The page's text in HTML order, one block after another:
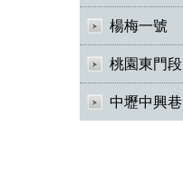
楊梅一號
桃園東門段
中壢中興巷